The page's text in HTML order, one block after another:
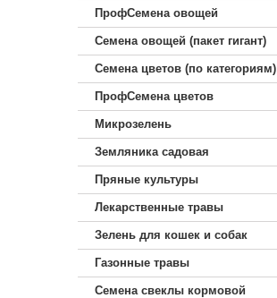
ПрофСемена овощей
Семена овощей (пакет гигант)
Семена цветов (по категориям)
ПрофСемена цветов
Микрозелень
Земляника садовая
Пряные культуры
Лекарственные травы
Зелень для кошек и собак
Газонные травы
Семена свеклы кормовой